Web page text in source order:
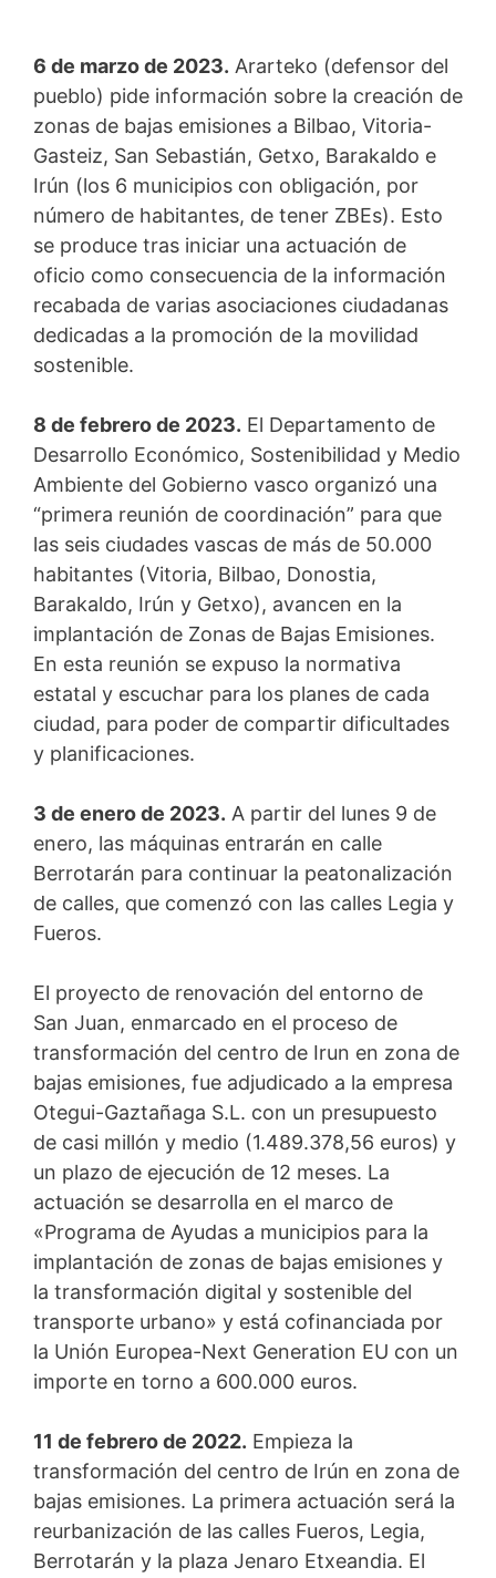
6 de marzo de 2023. Ararteko (defensor del
pueblo) pide información sobre la creación de
zonas de bajas emisiones a Bilbao, Vitoria-
Gasteiz, San Sebastián, Getxo, Barakaldo e
Irún (los 6 municipios con obligación, por
número de habitantes, de tener ZBEs). Esto
se produce tras iniciar una actuación de
oficio como consecuencia de la información
recabada de varias asociaciones ciudadanas
dedicadas a la promoción de la movilidad
sostenible.
8 de febrero de 2023. El Departamento de
Desarrollo Económico, Sostenibilidad y Medio
Ambiente del Gobierno vasco organizó una
“primera reunión de coordinación” para que
las seis ciudades vascas de más de 50.000
habitantes (Vitoria, Bilbao, Donostia,
Barakaldo, Irún y Getxo), avancen en la
implantación de Zonas de Bajas Emisiones.
En esta reunión se expuso la normativa
estatal y escuchar para los planes de cada
ciudad, para poder de compartir dificultades
y planificaciones.
3 de enero de 2023. A partir del lunes 9 de
enero, las máquinas entrarán en calle
Berrotarán para continuar la peatonalización
de calles, que comenzó con las calles Legia y
Fueros.
El proyecto de renovación del entorno de
San Juan, enmarcado en el proceso de
transformación del centro de Irun en zona de
bajas emisiones, fue adjudicado a la empresa
Otegui-Gaztañaga S.L. con un presupuesto
de casi millón y medio (1.489.378,56 euros) y
un plazo de ejecución de 12 meses. La
actuación se desarrolla en el marco de
«Programa de Ayudas a municipios para la
implantación de zonas de bajas emisiones y
la transformación digital y sostenible del
transporte urbano» y está cofinanciada por
la Unión Europea-Next Generation EU con un
importe en torno a 600.000 euros.
11 de febrero de 2022. Empieza la
transformación del centro de Irún en zona de
bajas emisiones. La primera actuación será la
reurbanización de las calles Fueros, Legia,
Berrotarán y la plaza Jenaro Etxeandia. El